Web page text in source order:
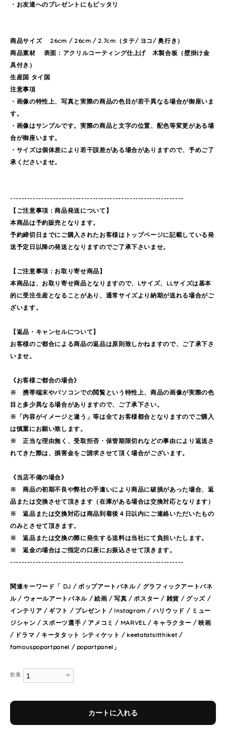
・お友達へのプレゼントにもピッタリ
商品サイズ 26cm / 26cm / 2.7cm（タテ/ ヨコ/ 奥行き）
商品素材 表面：アクリルコーティング仕上げ 木製合板（壁掛け金
具付き）
生産国 タイ国
注意事項
・画像の特性上、写真と実際の商品の色目が若干異なる場合が御座いま
す。
・画像はサンプルです。実際の商品と文字の位置、配色等変更がある場
合が御座います。
・サイズは個体差により若干誤差がある場合がありますので、予めご了
承くださいませ。
-------------------------------------------------------------
【ご注意事項：商品発送について】
本商品は予約販売となります。
予約締切日までにご購入されたお客様はトップページに記載している発
送予定日以降の発送となりますのでご了承下さいませ。
【ご注意事項：お取り寄せ商品】
本商品は、お取り寄せ商品となりますので、Lサイズ、LLサイズは基本
的に受注生産となることがあり、通常サイズより納期が送れる場合がご
ざいます。
【返品・キャンセルについて】
お客様のご都合による商品の返品は原則致しかねますので、ご了承下さ
いませ。
《お客様ご都合の場合》
※ 携帯端末やパソコンでの閲覧という特性上、商品の画像が実際の色
目と多少異なる場合がありますので、ご了承下さい。
※「内容がイメージと違う」等は全てお客様都合となりますのでご購入
は慎重にお願い致します。
※ 正当な理由無く、受取拒否・保管期限切れなどの事由により返送さ
れてきた際は、損害金をご請求させて頂く場合がございます。
《当店不備の場合》
※ 商品の初期不良や弊社の手違いにより商品に破損があった場合、返
品または交換させて頂きます（在庫がある場合は交換対応となります）
※ 返品または交換対応は商品到着後４日以内にご連絡いただいたもの
のみとさせて頂きます。
※ 返品または交換の際に発生する送料は当社にて負担いたします。
※ 返金の場合はご指定の口座にお振込させて頂きます。
-------------------------------------------------------------
関連キーワード「 DJ / ポップアートパネル / グラフィックアートパネ
ル / ウォールアートパネル / 絵画 / 写真 / ポスター / 雑貨 / グッズ /
インテリア / ギフト / プレゼント / Instagram / ハリウッド / ミュー
ジシャン / スポーツ選手 / アメコミ / MARVEL / キャラクター / 映画
/ ドラマ / キータタット シティケット / keetatatsitthiket /
famouspopartpanel / popartpanel」
数量
カートに入れる